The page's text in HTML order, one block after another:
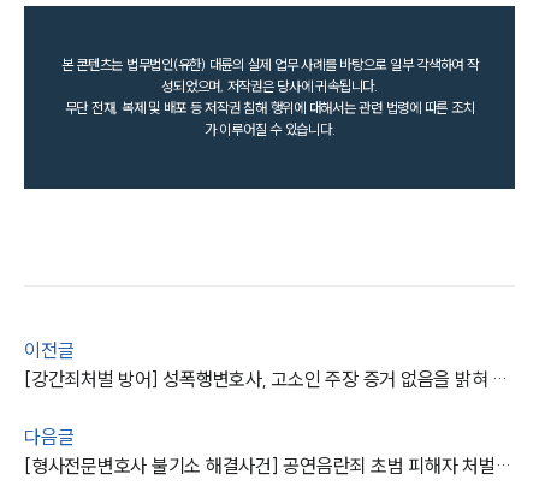
본 콘텐츠는 법무법인(유한) 대륜의 실제 업무 사례를 바탕으로 일부 각색하여 작
성되었으며, 저작권은 당사에 귀속됩니다.
무단 전재, 복제 및 배포 등 저작권 침해 행위에 대해서는 관련 법령에 따른 조치
가 이루어질 수 있습니다.
이전글
[강간죄처벌 방어] 성폭행변호사, 고소인 주장 증거 없음을 밝혀 경찰 단계 종결
다음글
[형사전문변호사 불기소 해결사건] 공연음란죄 초범 피해자 처벌불원의사 밝혀 검찰단계 종결